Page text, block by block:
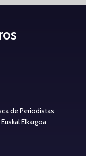
de Periodistas
Elkargoa